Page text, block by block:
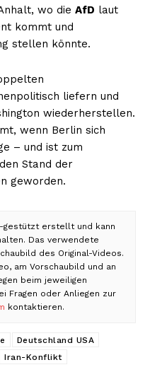
wo die AfD laut
kommt und
stellen könnte.
liefern und
wiederherstellen.
wenn Berlin sich
– und ist zum
Stand der
geworden.
gestützt erstellt und kann
Das verwendete
des Original-Videos.
am Vorschaubild und an
beim jeweiligen
Fragen oder Anliegen zur
kontaktieren.
Deutschland USA
Iran-Konflikt